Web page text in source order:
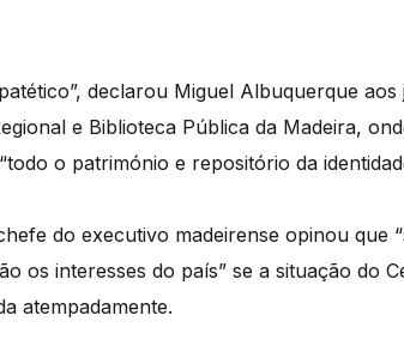
declarou Miguel Albuquerque
e Biblioteca Pública da Madeira,
o património e repositório da
do executivo madeirense opinou que
os interesses do país” se a situação do
atempadamente.